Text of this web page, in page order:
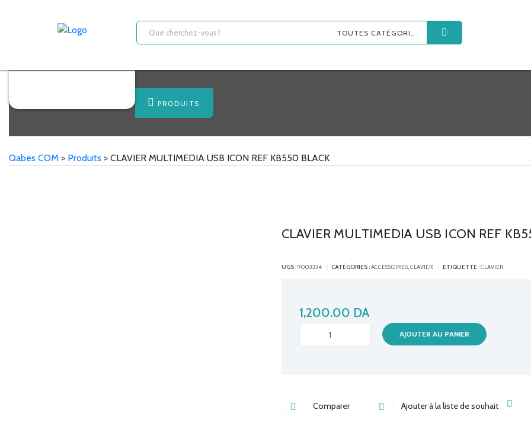
TOUTES CATÉGORIES
PRODUITS
Qabes COM > Produits > CLAVIER MULTIMEDIA USB ICON REF KB550 BLACK
CLAVIER MULTIMEDIA USB ICON REF
UGS :9003334 CATÉGORIES :ACCESSOIRES,CLAVIER ÉTIQUETTE :CLAVIER
1,200.00 DA
CLAVIER
MULTIMEDIA
KB550
AJOUTER AU PANIER
Comparer Ajouter à la liste de souhait